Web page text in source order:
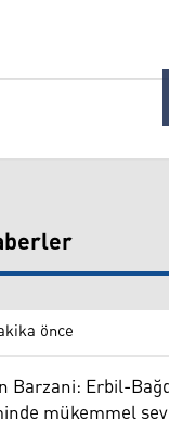
önce
Barzani: Erbil-
mükemmel